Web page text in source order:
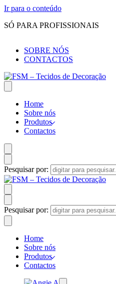
Ir para o conteúdo
SÓ PARA PROFISSIONAIS
SOBRE NÓS
CONTACTOS
Home
Sobre nós
Produtos
Contactos
Pesquisar por:
Pesquisar por:
Home
Sobre nós
Produtos
Contactos